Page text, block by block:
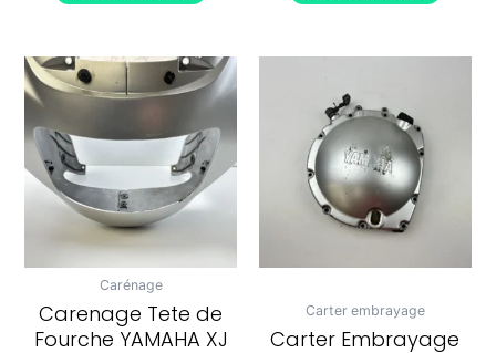
Carénage
Carenage Tete de
Fourche YAMAHA XJ
Carter embrayage
Carter Embrayage